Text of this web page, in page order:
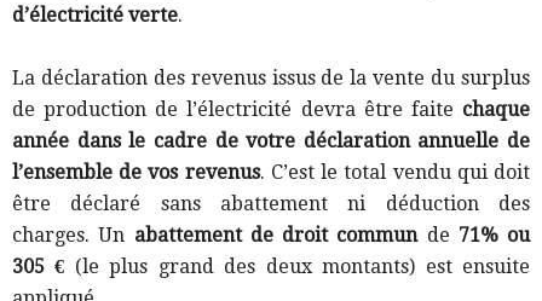
d’électricité verte.
La déclaration des revenus issus de la vente du surplus
de production de l’électricité devra être faite chaque
année dans le cadre de votre déclaration annuelle de
l’ensemble de vos revenus. C’est le total vendu qui doit
être déclaré sans abattement ni déduction des
charges.Un abattement de droit communde 71% ou
305 € (le plus grand des deux montants) est ensuite